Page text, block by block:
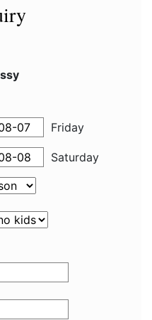
Friday
Saturday